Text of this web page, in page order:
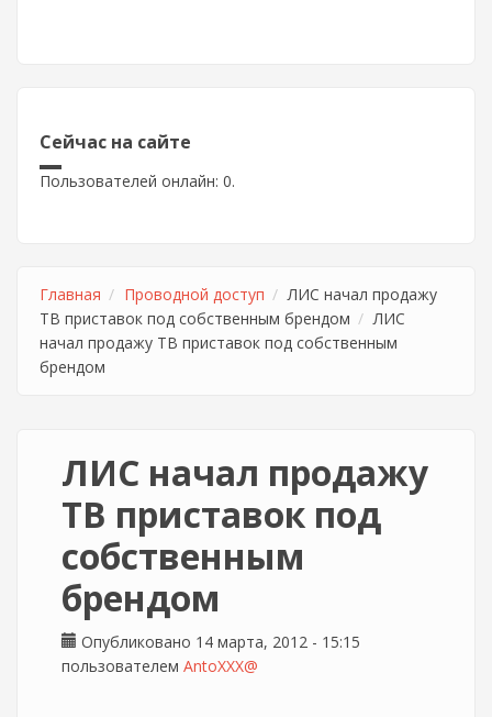
Сейчас на сайте
Пользователей онлайн: 0.
Главная Проводной доступ
ЛИС начал продажу
ТВ приставок под собственным брендом
ЛИС
начал продажу ТВ приставок под собственным
брендом
ЛИС начал продажу
ТВ приставок под
собственным
брендом
Опубликовано 14 марта, 2012 - 15:15
пользователем AntoXXX@